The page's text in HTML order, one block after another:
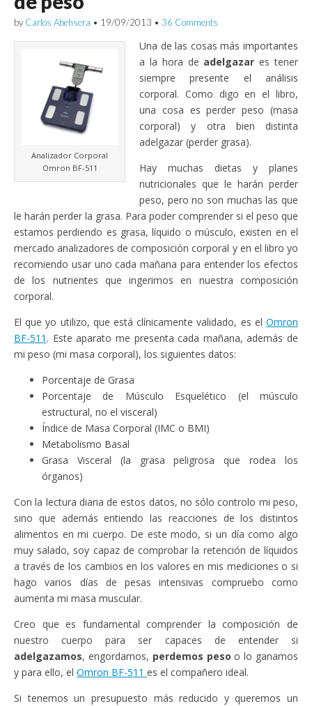
by Carlos Abehsera • 19/09/2013 • 36 Comments
Analizador Corporal
Omron BF-511
Una de las cosas más importantes
a la hora de adelgazar es tener
siempre presente el análisis
corporal. Como digo en el libro,
una cosa es perder peso (masa
corporal) y otra bien distinta
adelgazar (perder grasa).
Hay muchas dietas y planes
nutricionales que le harán perder
peso, pero no son muchas las que
le harán perder la grasa. Para poder comprender si el peso que
estamos perdiendo es grasa, líquido o músculo, existen en el
mercado analizadores de composición corporal y en el libro yo
recomiendo usar uno cada mañana para entender los efectos
de los nutrientes que ingerimos en nuestra composición
corporal.
El que yo utilizo, que está clínicamente validado, es el Omron
BF-511 . Este aparato me presenta cada mañana, además de
mi peso (mi masa corporal), los siguientes datos:
Porcentaje de Grasa
Porcentaje de Músculo Esquelético (el músculo
estructural, no el visceral)
Índice de Masa Corporal (IMC o BMI)
Metabolismo Basal
Grasa Visceral (la grasa peligrosa que rodea los
órganos)
Con la lectura diaria de estos datos, no sólo controlo mi peso,
sino que además entiendo las reacciones de los distintos
alimentos en mi cuerpo. De este modo, si un día como algo
muy salado, soy capaz de comprobar la retención de líquidos
a través de los cambios en los valores en mis mediciones o si
hago varios días de pesas intensivas compruebo como
aumenta mi masa muscular.
Creo que es fundamental comprender la composición de
nuestro cuerpo para ser capaces de entender si
adelgazamos, engordamos, perdemos peso o lo ganamos
y para ello, el Omron BF-511 es el compañero ideal.
Si tenemos un presupuesto más reducido y queremos un